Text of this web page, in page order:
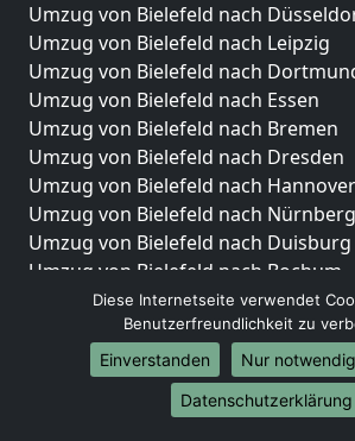
Umzug von Bielefeld nach
Umzug von Bielefeld nach Leipzig
Umzug von Bielefeld nach
Umzug von Bielefeld nach Essen
Umzug von Bielefeld nach Bremen
Umzug von Bielefeld nach Dresden
Umzug von Bielefeld nach Hannover
Umzug von Bielefeld nach Nürnberg
Umzug von Bielefeld nach Duisburg
Umzug von Bielefeld nach Bochum
Umzug von Bielefeld nach
Umzug von Bielefeld nach Bielefeld
Umzug von Bielefeld nach Bonn
Umzug von Bielefeld nach Münster
Diese Internetseite verwendet
Benutzerfreundlichkeit zu
Einverstanden
Nur
Datenschutzerklärung